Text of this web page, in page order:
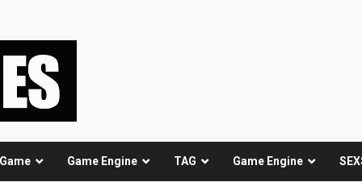
Game Engine TAG Game Engine